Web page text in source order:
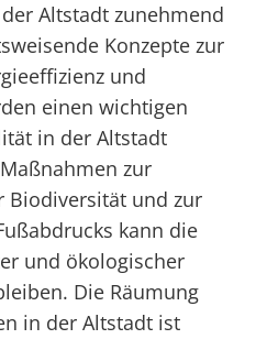
Altstadt zunehmend
Konzepte zur
und
einen wichtigen
in der Altstadt
zur
Biodiversität und zur
kann die
und ökologischer
Die Räumung
in der Altstadt ist